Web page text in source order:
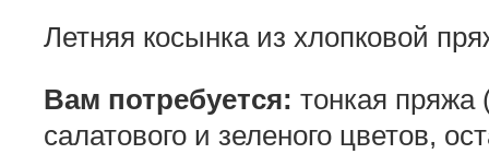
Летняя косынка из хлопковой
Вам потребуется: тонкая пряжа
салатового и зеленого цветов,